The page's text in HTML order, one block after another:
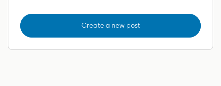
Create a new post